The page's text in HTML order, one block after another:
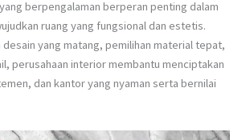
berpengalaman berperan penting dalam
ruang yang fungsional dan estetis.
desain yang matang, pemilihan material tepat,
perusahaan interior membantu menciptakan
dan kantor yang nyaman serta bernilai